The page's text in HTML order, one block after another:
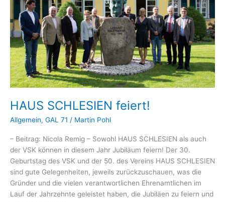
HAUS SCHLESIEN feiert!
Allgemein, GAL 71 / Martin Pohl
– Beitrag: Nicola Remig – Sowohl HAUS SCHLESIEN als auch
der VSK können in diesem Jahr Jubiläum feiern! Der 30.
Geburtstag des VSK und der 50. des Vereins HAUS SCHLESIEN
sind gute Gelegenheiten, jeweils zurückzuschauen, was die
Gründer und die vielen verantwortlichen Ehrenamtlichen im
Lauf der Jahrzehnte geleistet haben, die Jubiläen zu feiern und